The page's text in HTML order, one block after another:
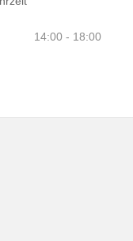
14:00 - 18:00